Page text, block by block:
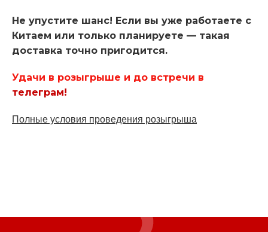
Не упустите шанс! Если вы уже работаете с
Китаем или только планируете — такая
доставка точно пригодится.
Удачи в розыгрыше и до встречи в
телеграм!
Полные условия проведения розыгрыша